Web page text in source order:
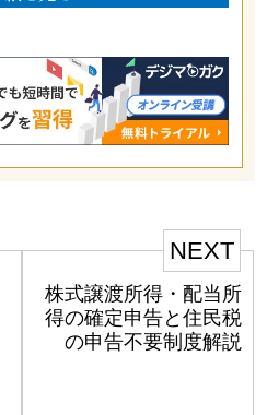
NEXT
株式譲渡所得・配当所
得の確定申告と住民税
の申告不要制度解説